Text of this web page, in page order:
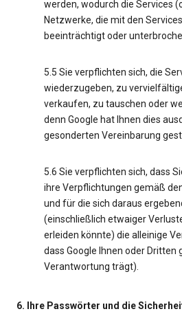
werden, wodurch die Services
Netzwerke, die mit den
beeinträchtigt oder
5.5 Sie verpflichten sich, die
wiederzugeben, zu
verkaufen, zu tauschen oder
denn Google hat Ihnen dies
gesonderten Vereinbarung
5.6 Sie verpflichten sich, dass
ihre Verpflichtungen gemäß
und für die sich daraus
(einschließlich etwaiger
erleiden könnte) die alleinige
dass Google Ihnen oder Dritten
Verantwortung trägt).
6. Ihre Passwörter und die